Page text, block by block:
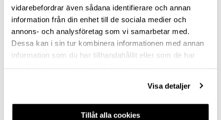
vidarebefordrar även sådana identifierare och annan
information från din enhet till de sociala medier och
annons- och analysföretag som vi samarbetar med.
Dessa kan i sin tur kombinera informationen med annan
information som du har tillhandahållit eller som de har
Visa detaljer
Tillåt alla cookies
CC320 STAINLESS